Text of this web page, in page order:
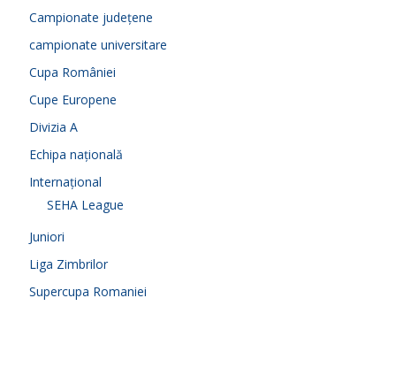
Campionate județene
campionate universitare
Cupa României
Cupe Europene
Divizia A
Echipa națională
Internațional
SEHA League
Juniori
Liga Zimbrilor
Supercupa Romaniei